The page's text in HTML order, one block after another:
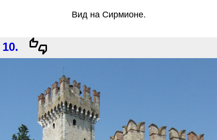
Вид на Сирмионе.
10.